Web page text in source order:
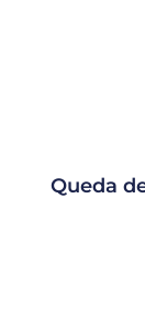
Queda